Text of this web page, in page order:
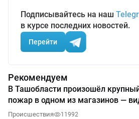
Подписывайтесь на наш
в курсе последних новостей.
Перейти
Рекомендуем
В Ташобласти произошёл
пожар в одном из магазинов —
Происшествия 11992